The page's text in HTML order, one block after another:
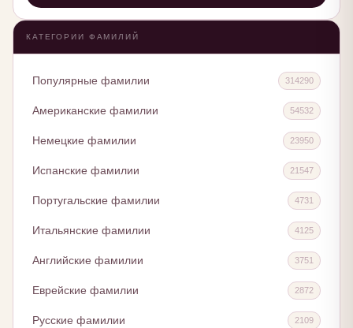
КАТЕГОРИИ ФАМИЛИЙ
Популярные фамилии 314290
Американские фамилии 54532
Немецкие фамилии 23950
Испанские фамилии 21547
Португальские фамилии 4731
Итальянские фамилии 4125
Английские фамилии 3751
Еврейские фамилии 2872
Русские фамилии 2109